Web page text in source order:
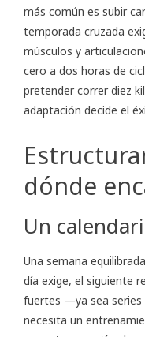
más común es subir
temporada cruzada
músculos y
cero a dos horas de
pretender correr diez
adaptación decide el
dónde
Un
Una semana
día exige, el siguiente
fuertes —ya sea
necesita un